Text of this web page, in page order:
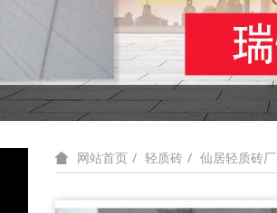
网站首页 轻质砖 仙居轻质砖厂